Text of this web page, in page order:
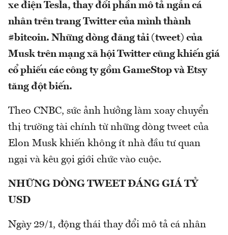
xe điện Tesla, thay đổi phần mô tả ngắn cá
nhân trên trang Twitter của mình thành
#bitcoin. Những dòng đăng tải (tweet) của
Musk trên mạng xã hội Twitter cũng khiến giá
cổ phiếu các công ty gồm GameStop và Etsy
tăng đột biến.
Theo CNBC, sức ảnh hưởng làm xoay chuyển
thị trường tài chính từ những dòng tweet của
Elon Musk khiến không ít nhà đầu tư quan
ngại và kêu gọi giới chức vào cuộc.
NHỮNG DÒNG TWEET ĐÁNG GIÁ TỶ
USD
Ngày 29/1, động thái thay đổi mô tả cá nhân